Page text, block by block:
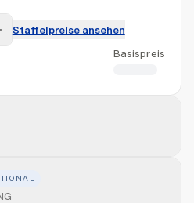
Staffelpreise ansehen
Basispreis